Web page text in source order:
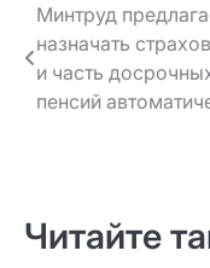
Навигация
по записям
Минтруд
назначать
и часть
пенсий
Читайте